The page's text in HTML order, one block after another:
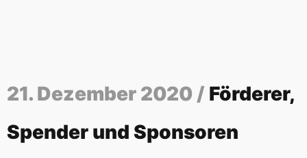
21. Dezember 2020 / Förderer,
Spender und Sponsoren